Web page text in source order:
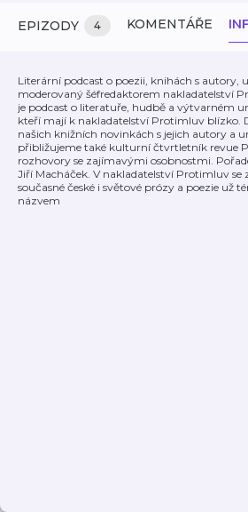
EPIZODY 4 KOMENTÁŘE
Literární podcast o poezii, knihách s autory,
moderovaný šéfredaktorem nakladatelství
je podcast o literatuře, hudbě a výtvarném
kteří mají k nakladatelství Protimluv blízko.
našich knižních novinkách s jejich autory a
přibližujeme také kulturní čtvrtletník revue
rozhovory se zajímavými osobnostmi.
Jiří Macháček. V nakladatelství Protimluv
současné české i světové prózy a poezie už
názvem